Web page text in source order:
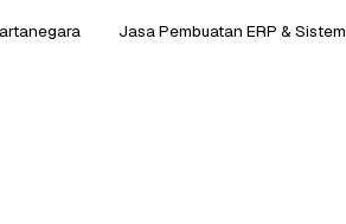
Jasa Pembuatan ERP &